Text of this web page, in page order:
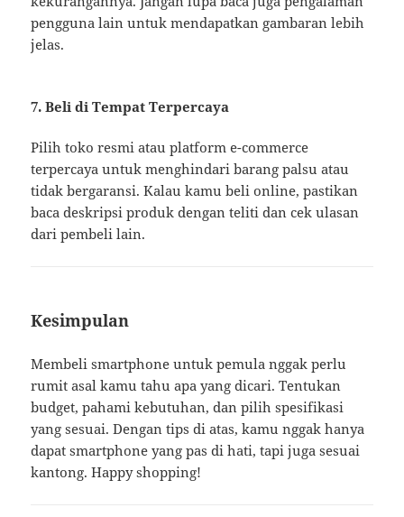
pengguna lain untuk mendapatkan gambaran lebih
jelas.
7. Beli di Tempat Terpercaya
Pilih toko resmi atau platform e-commerce
terpercaya untuk menghindari barang palsu atau
tidak bergaransi. Kalau kamu beli online, pastikan
baca deskripsi produk dengan teliti dan cek ulasan
dari pembeli lain.
Kesimpulan
Membeli smartphone untuk pemula nggak perlu
rumit asal kamu tahu apa yang dicari. Tentukan
budget, pahami kebutuhan, dan pilih spesifikasi
yang sesuai. Dengan tips di atas, kamu nggak hanya
dapat smartphone yang pas di hati, tapi juga sesuai
kantong. Happy shopping!